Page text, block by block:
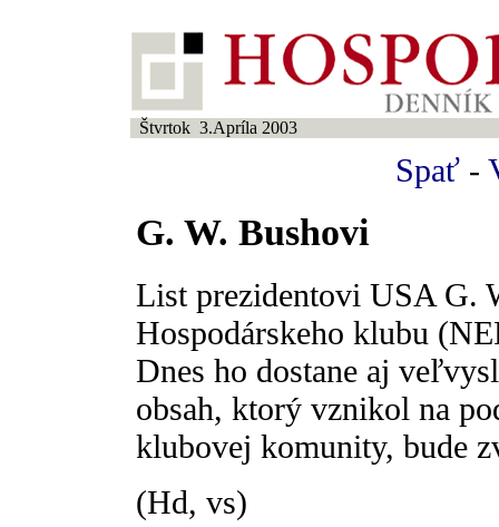
Štvrtok 3.Apríla 2003
Spať -
G. W. Bushovi
List prezidentovi USA G.
Hospodárskeho klubu
Dnes ho dostane aj
obsah, ktorý vznikol na
klubovej komunity, bude
(Hd, vs)